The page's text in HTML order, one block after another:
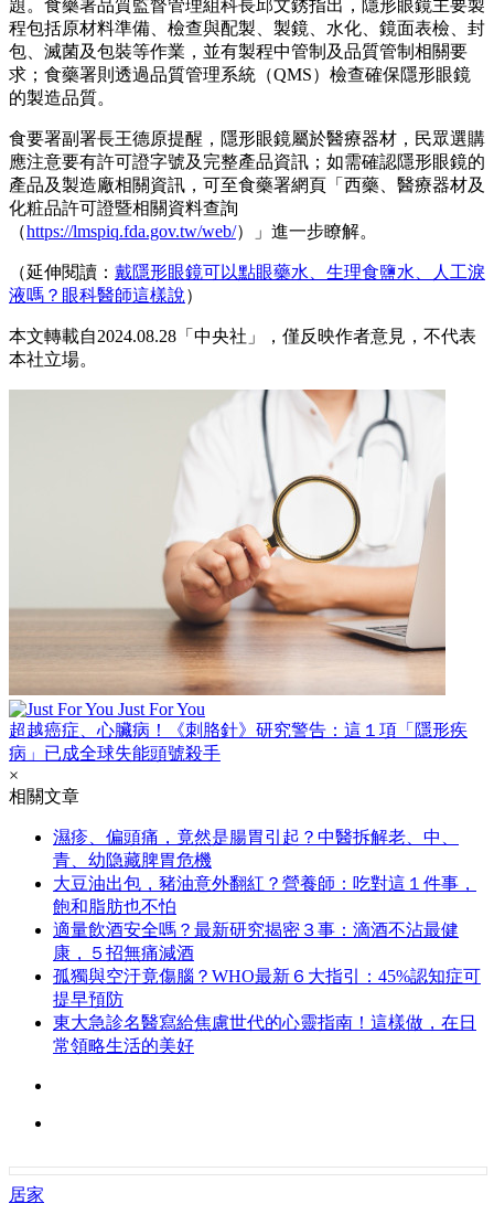
題。食藥署品質監督管理組科長邱文銹指出，隱形眼鏡主要製
程包括原材料準備、檢查與配製、製鏡、水化、鏡面表檢、封
包、滅菌及包裝等作業，並有製程中管制及品質管制相關要
求；食藥署則透過品質管理系統（QMS）檢查確保隱形眼鏡
的製造品質。
食要署副署長王德原提醒，隱形眼鏡屬於醫療器材，民眾選購
應注意要有許可證字號及完整產品資訊；如需確認隱形眼鏡的
產品及製造廠相關資訊，可至食藥署網頁「西藥、醫療器材及
化粧品許可證暨相關資料查詢
（https://lmspiq.fda.gov.tw/web/）」進一步瞭解。
（延伸閱讀： 戴隱形眼鏡可以點眼藥水、生理食鹽水、人工淚
液嗎？眼科醫師這樣說）
本文轉載自2024.08.28「中央社」，僅反映作者意見，不代表
本社立場。
Just For You
超越癌症、心臟病！《刺胳針》研究警告：這１項「隱形疾
病」已成全球失能頭號殺手
×
相關文章
濕疹、偏頭痛，竟然是腸胃引起？中醫拆解老、中、
青、幼隐藏脾胃危機
大豆油出包，豬油意外翻紅？營養師：吃對這１件事，
飽和脂肪也不怕
適量飲酒安全嗎？最新研究揭密３事：滴酒不沾最健
康，５招無痛減酒
孤獨與空汙竟傷腦？WHO最新６大指引：45%認知症可
提早預防
東大急診名醫寫給焦慮世代的心靈指南！這樣做，在日
常領略生活的美好
居家